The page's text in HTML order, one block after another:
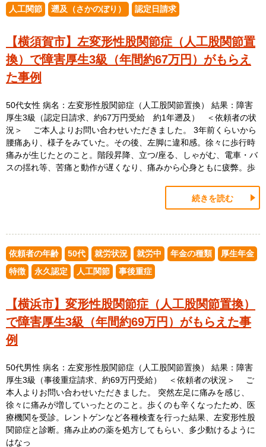
人工関節
遡及（さかのぼり） 認定日請求
【横須賀市】左変形性股関節症（人工股関節置
換）で障害厚生3級（年間約67万円）がもらえ
た事例
50代女性 病名：左変形性股関節症（人工股関節置換） 結果：障害
厚生3級（認定日請求、約67万円受給 約1年遡及） ＜依頼者の状
況＞ ご本人よりお問い合わせいただきました。 3年前くらいから
腰痛あり、様子をみていた。その後、左脚に違和感。徐々に歩行時
痛みが生じたとのこと。階段昇降、立つ/座る、しゃがむ、電車・バ
スの揺れ等、苦痛と動作が遅くなり、痛みから心身ともに疲弊。歩
続きを読む
依頼者の年齢 50代 就労状況 就労中 年金の種類
厚生年金
特徴
永久認定 人工関節 事後重症
【横浜市】変形性股関節症（人工股関節置換）
で障害厚生3級（年間約69万円）がもらえた事
例
50代男性 病名：左変形性股関節症（人工股関節置換） 結果：障害
厚生3級（事後重症請求、約69万円受給） ＜依頼者の状況＞ ご
本人よりお問い合わせいただきました。 突然左足に痛みを感じ、
徐々に痛みが増していったとのこと。歩くのも辛くなったため、医
療機関を受診。レントゲンなど各種検査を行った結果、左変形性股
関節症と診断。痛み止めの薬を処方してもらい、多少動けるように
はなっ